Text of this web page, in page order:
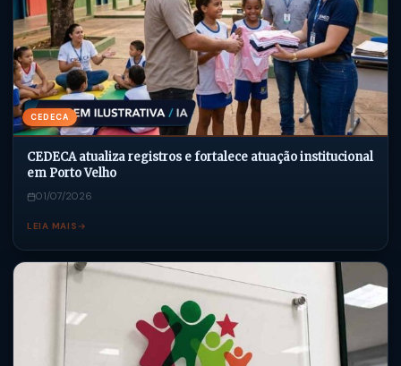
CEDECA
CEDECA atualiza registros e fortalece atuação institucional
em Porto Velho
01/07/2026
LEIA MAIS